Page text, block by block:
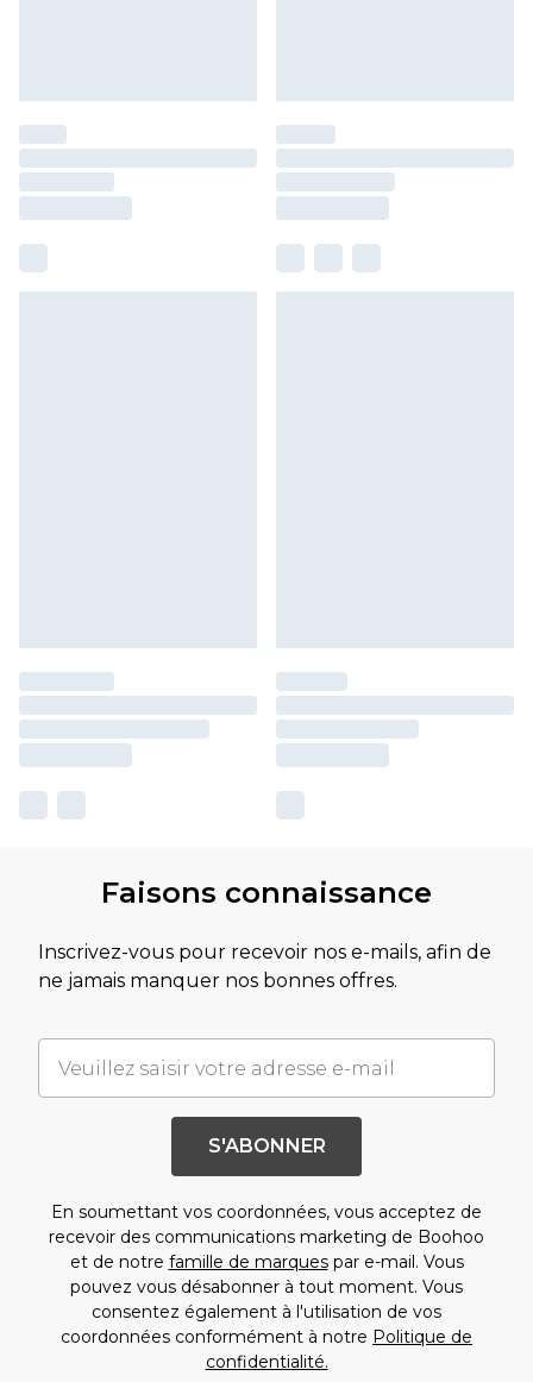
Faisons connaissance
Inscrivez-vous pour recevoir nos e-mails, afin de
ne jamais manquer nos bonnes offres.
S'ABONNER
En soumettant vos coordonnées, vous acceptez de
recevoir des communications marketing de Boohoo
et de notre famille de marquespar e-mail. Vous
pouvez vous désabonner à tout moment. Vous
consentez également à l'utilisation de vos
coordonnées conformément à notre Politique de
confidentialité.